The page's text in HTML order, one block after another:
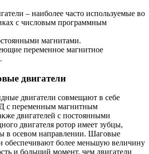
– наиболее часто используемые во
с числовым программным
магнитами.
переменное магнитное
двигатели
двигатели совмещают в себе
с переменным магнитным
двигателей с постоянными
двигателя ротор имеет зубцы,
в осевом направлении. Шаговые
обеспечивают более меньшую величину
и больший момент, чем двигатели